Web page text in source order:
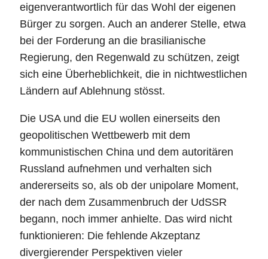
eigenverantwortlich für das Wohl der eigenen
Bürger zu sorgen. Auch an anderer Stelle, etwa
bei der Forderung an die brasilianische
Regierung, den Regenwald zu schützen, zeigt
sich eine Überheblichkeit, die in nichtwestlichen
Ländern auf Ablehnung stösst.
Die USA und die EU wollen einerseits den
geopolitischen Wettbewerb mit dem
kommunistischen China und dem autoritären
Russland aufnehmen und verhalten sich
andererseits so, als ob der unipolare Moment,
der nach dem Zusammenbruch der UdSSR
begann, noch immer anhielte. Das wird nicht
funktionieren: Die fehlende Akzeptanz
divergierender Perspektiven vieler